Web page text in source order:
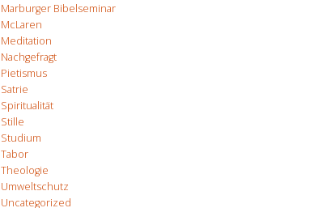
Marburger Bibelseminar
McLaren
Meditation
Nachgefragt
Pietismus
Satrie
Spiritualität
Stille
Studium
Tabor
Theologie
Umweltschutz
Uncategorized